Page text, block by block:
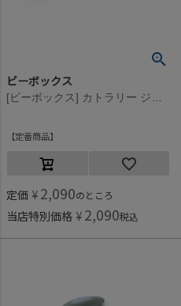
ビーボックス
[ビーボックス] カトラリー ジェラートシリーズ トゥッティフルッティ
定番商品
定価 ¥ 2,090のところ
当店特別価格 ¥ 2,090税込